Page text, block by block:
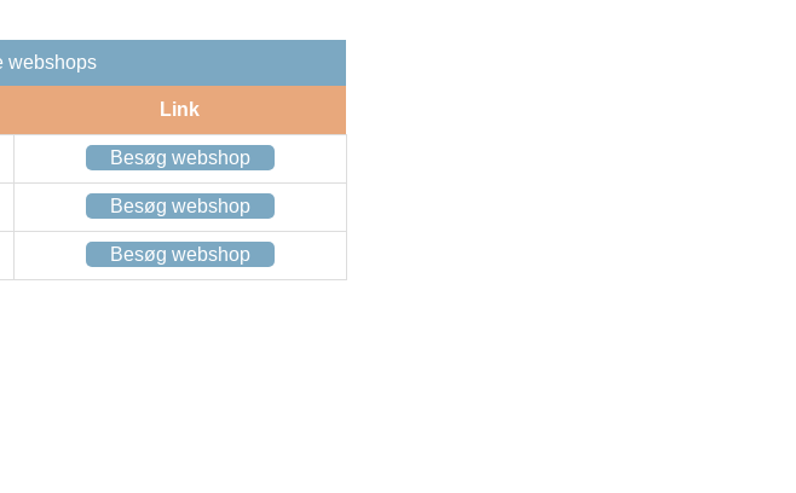
webshops
Link
Besøg webshop
Besøg webshop
Besøg webshop